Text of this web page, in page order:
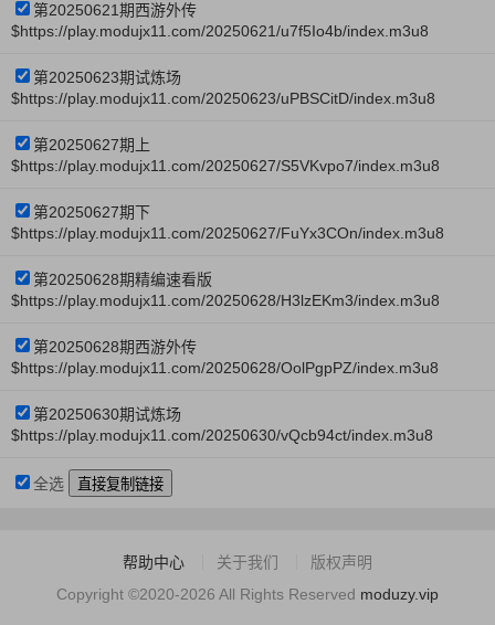
第20250621期西游外传
$https://play.modujx11.com/20250621/u7f5Io4b/index.m3u8
第20250623期试炼场
$https://play.modujx11.com/20250623/uPBSCitD/index.m3u8
第20250627期上
$https://play.modujx11.com/20250627/S5VKvpo7/index.m3u8
第20250627期下
$https://play.modujx11.com/20250627/FuYx3COn/index.m3u8
第20250628期精编速看版
$https://play.modujx11.com/20250628/H3lzEKm3/index.m3u8
第20250628期西游外传
$https://play.modujx11.com/20250628/OolPgpPZ/index.m3u8
第20250630期试炼场
$https://play.modujx11.com/20250630/vQcb94ct/index.m3u8
全选
帮助中心 关于我们
版权声明
Copyright ©2020-2026 All Rights Reserved moduzy.vip